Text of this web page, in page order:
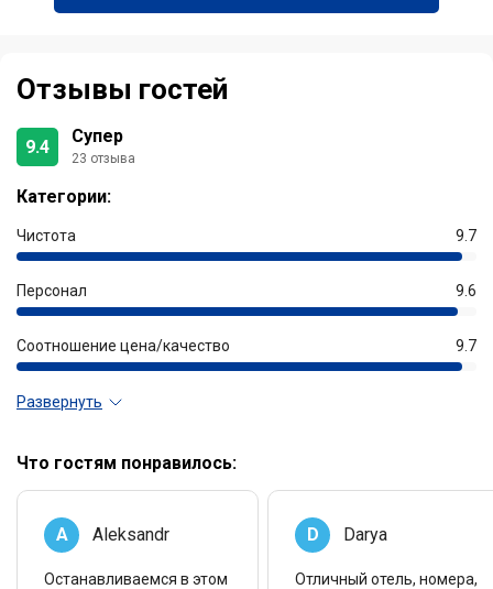
Отзывы гостей
9.4 Супер
23 отзыва
Категории:
Чистота 9.7
Персонал 9.6
Соотношение цена/качество 9.7
Развернуть
Что гостям понравилось:
A Aleksandr
Останавливаемся в этом
D Darya
Отличный отель, номера,